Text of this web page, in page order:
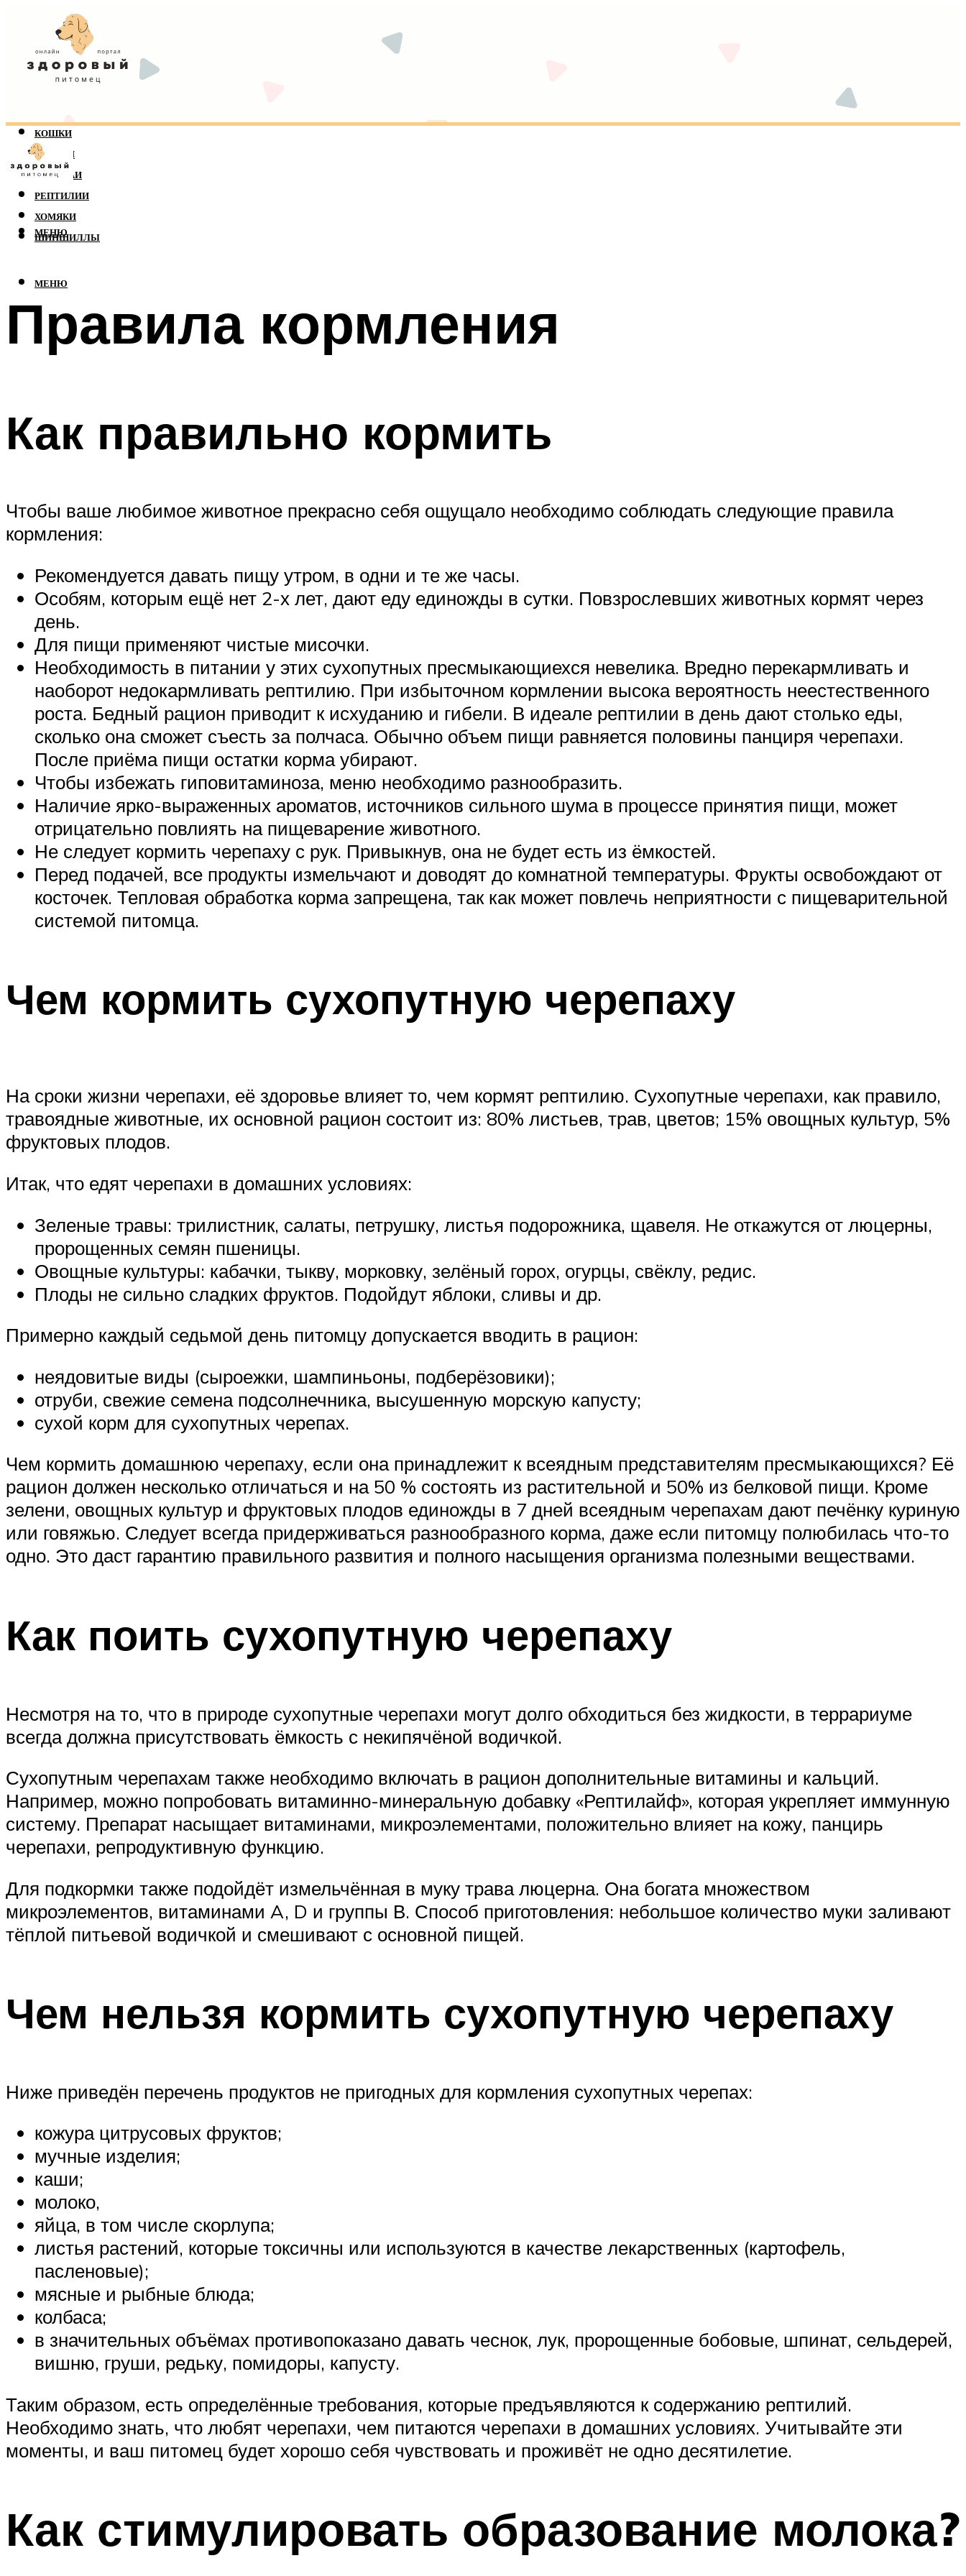
КОШКИ
СОБАКИ
ПОПУГАИ
РЕПТИЛИИ
ХОМЯКИ
ШИНШИЛЛЫ
МЕНЮ
МЕНЮ
Правила кормления
Как правильно кормить
Чтобы ваше любимое животное прекрасно себя ощущало необходимо соблюдать следующие правила
кормления:
Рекомендуется давать пищу утром, в одни и те же часы.
Особям, которым ещё нет 2-х лет, дают еду единожды в сутки. Повзрослевших животных кормят через
день.
Для пищи применяют чистые мисочки.
Необходимость в питании у этих сухопутных пресмыкающиехся невелика. Вредно перекармливать и
наоборот недокармливать рептилию. При избыточном кормлении высока вероятность неестественного
роста. Бедный рацион приводит к исхуданию и гибели. В идеале рептилии в день дают столько еды,
сколько она сможет съесть за полчаса. Обычно объем пищи равняется половины панциря черепахи.
После приёма пищи остатки корма убирают.
Чтобы избежать гиповитаминоза, меню необходимо разнообразить.
Наличие ярко-выраженных ароматов, источников сильного шума в процессе принятия пищи, может
отрицательно повлиять на пищеварение животного.
Не следует кормить черепаху с рук. Привыкнув, она не будет есть из ёмкостей.
Перед подачей, все продукты измельчают и доводят до комнатной температуры. Фрукты освобождают от
косточек. Тепловая обработка корма запрещена, так как может повлечь неприятности с пищеварительной
системой питомца.
Чем кормить сухопутную черепаху
На сроки жизни черепахи, её здоровье влияет то, чем кормят рептилию. Сухопутные черепахи, как правило,
травоядные животные, их основной рацион состоит из: 80% листьев, трав, цветов; 15% овощных культур, 5%
фруктовых плодов.
Итак, что едят черепахи в домашних условиях:
Зеленые травы: трилистник, салаты, петрушку, листья подорожника, щавеля. Не откажутся от люцерны,
пророщенных семян пшеницы.
Овощные культуры: кабачки, тыкву, морковку, зелёный горох, огурцы, свёклу, редис.
Плоды не сильно сладких фруктов. Подойдут яблоки, сливы и др.
Примерно каждый седьмой день питомцу допускается вводить в рацион:
неядовитые виды (сыроежки, шампиньоны, подберёзовики);
отруби, свежие семена подсолнечника, высушенную морскую капусту;
сухой корм для сухопутных черепах.
Чем кормить домашнюю черепаху, если она принадлежит к всеядным представителям пресмыкающихся? Её
рацион должен несколько отличаться и на 50 % состоять из растительной и 50% из белковой пищи. Кроме
зелени, овощных культур и фруктовых плодов единожды в 7 дней всеядным черепахам дают печёнку куриную
или говяжью. Следует всегда придерживаться разнообразного корма, даже если питомцу полюбилась что-то
одно. Это даст гарантию правильного развития и полного насыщения организма полезными веществами.
Как поить сухопутную черепаху
Несмотря на то, что в природе сухопутные черепахи могут долго обходиться без жидкости, в террариуме
всегда должна присутствовать ёмкость с некипячёной водичкой.
Сухопутным черепахам также необходимо включать в рацион дополнительные витамины и кальций.
Например, можно попробовать витаминно-минеральную добавку «Рептилайф», которая укрепляет иммунную
систему. Препарат насыщает витаминами, микроэлементами, положительно влияет на кожу, панцирь
черепахи, репродуктивную функцию.
Для подкормки также подойдёт измельчённая в муку трава люцерна. Она богата множеством
микроэлементов, витаминами A, D и группы В. Способ приготовления: небольшое количество муки заливают
тёплой питьевой водичкой и смешивают с основной пищей.
Чем нельзя кормить сухопутную черепаху
Ниже приведён перечень продуктов не пригодных для кормления сухопутных черепах:
кожура цитрусовых фруктов;
мучные изделия;
каши;
молоко,
яйца, в том числе скорлупа;
листья растений, которые токсичны или используются в качестве лекарственных (картофель,
пасленовые);
мясные и рыбные блюда;
колбаса;
в значительных объёмах противопоказано давать чеснок, лук, пророщенные бобовые, шпинат, сельдерей,
вишню, груши, редьку, помидоры, капусту.
Таким образом, есть определённые требования, которые предъявляются к содержанию рептилий.
Необходимо знать, что любят черепахи, чем питаются черепахи в домашних условиях. Учитывайте эти
моменты, и ваш питомец будет хорошо себя чувствовать и проживёт не одно десятилетие.
Как стимулировать образование молока?